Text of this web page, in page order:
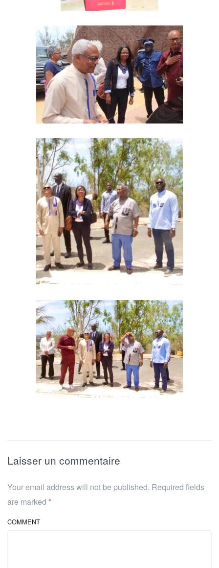
Laisser un commentaire
Your email address will not be published. Required fields
are marked *
COMMENT